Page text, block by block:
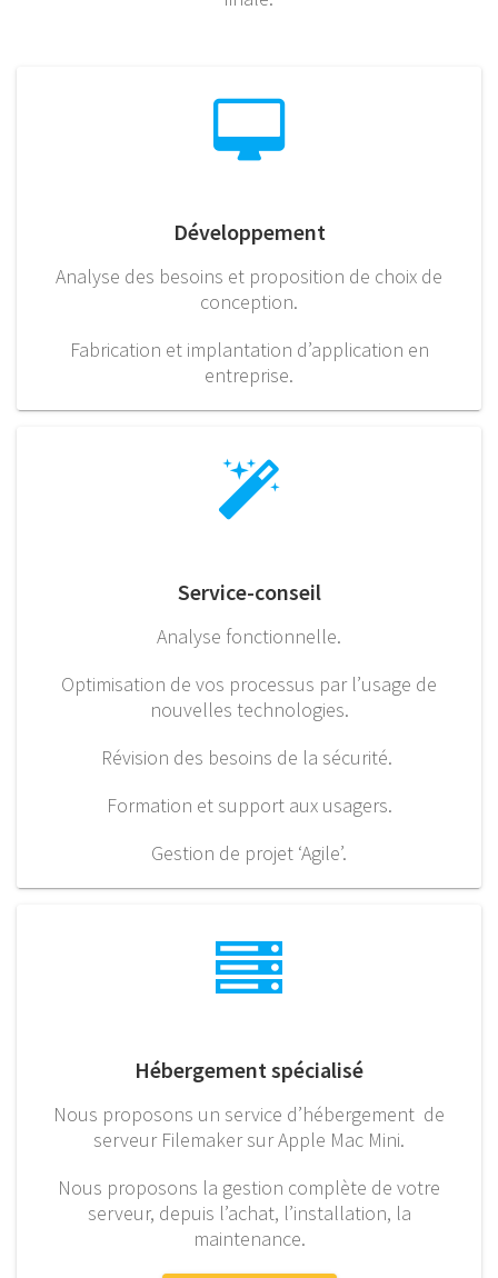
Développement
Analyse des besoins et proposition de choix de
conception.
Fabrication et implantation d’application en
entreprise.
Service-conseil
Analyse fonctionnelle.
Optimisation de vos processus par l’usage de
nouvelles technologies.
Révision des besoins de la sécurité.
Formation et support aux usagers.
Gestion de projet ‘Agile’.
Hébergement spécialisé
Nous proposons un service d’hébergement de
serveur Filemaker sur Apple Mac Mini.
Nous proposons la gestion complète de votre
serveur, depuis l’achat, l’installation, la
maintenance.